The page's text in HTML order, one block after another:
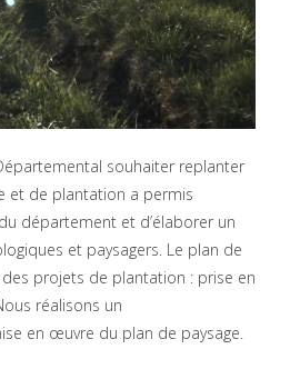
souhaiter replanter
et de plantation a permis
département et d’élaborer un
et paysagers. Le plan de
projets de plantation : prise en
réalisons un
en œuvre du plan de paysage.